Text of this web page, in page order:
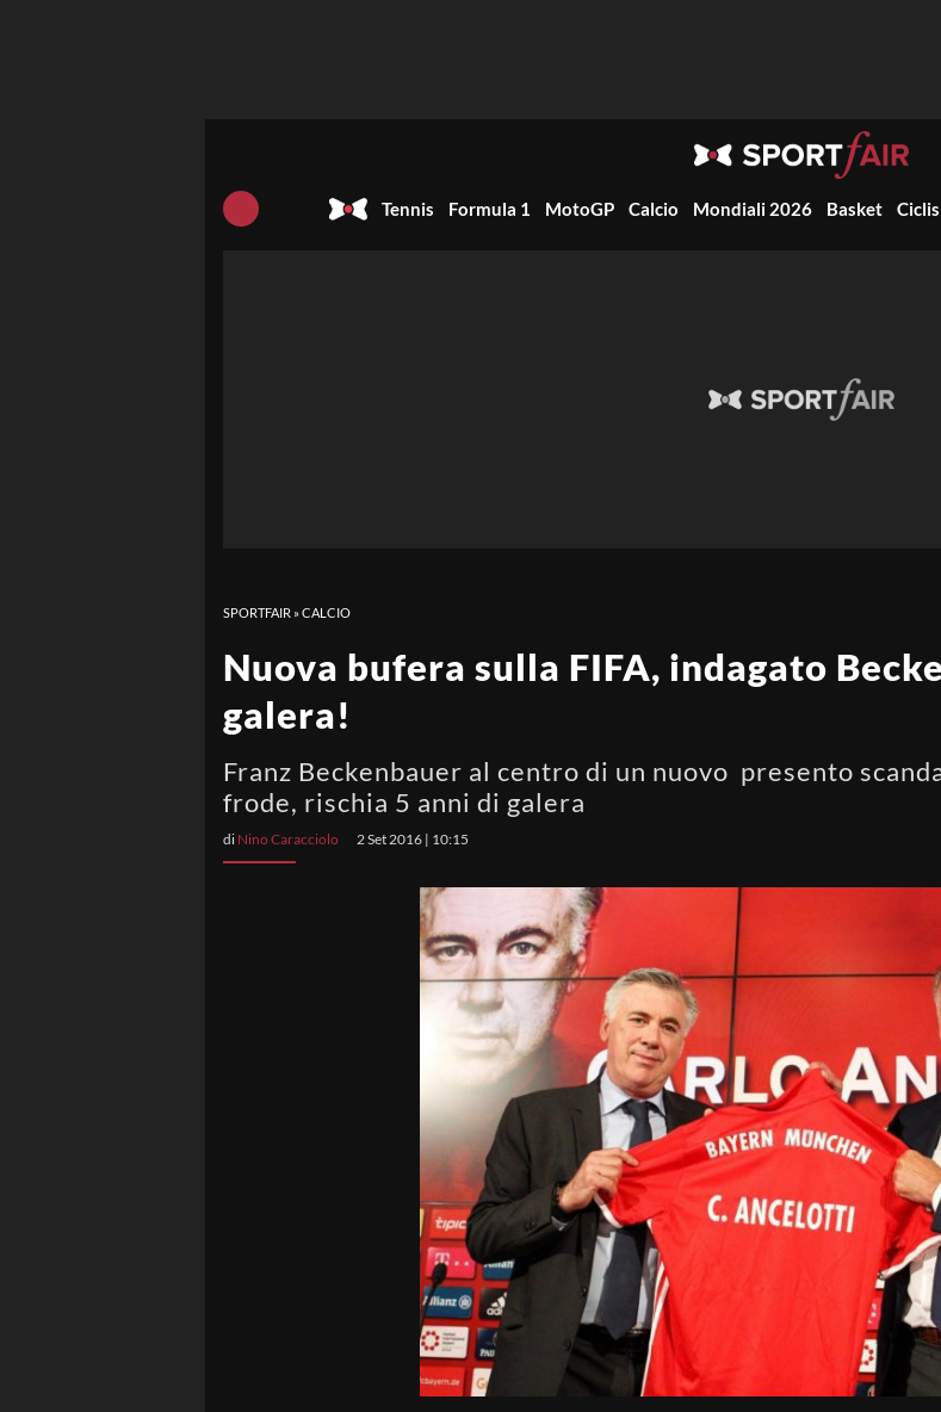
Tennis Formula 1 MotoGP Calcio Mondiali 2026 Basket
SPORTFAIR »CALCIO
Nuova bufera sulla FIFA, indagato
galera!
Franz Beckenbauer al centro di un nuovo presento
frode, rischia 5 anni di galera
di Nino Caracciolo 2 Set 2016 | 10:15